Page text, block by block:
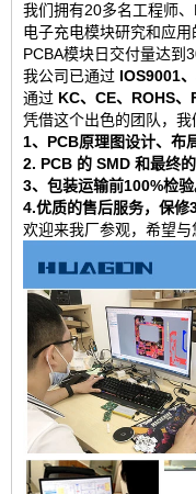
我们拥有20多名工程师
电子充电模块研究和应用
PCBA模块日交付量达到
我公司已通过 IOS9001
通过 KC、CE、ROHS
凭借这个出色的团队，我
1、PCB原理图设计、布
2. PCB 的 SMD 和最终的
3、包装运输前100%检验
4.优质的售后服务，保修3
欢迎来我厂参观，希望与